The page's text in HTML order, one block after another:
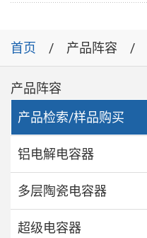
首页 产品阵容
产品阵容
产品检索/样品购买
铝电解电容器
多层陶瓷电容器
超级电容器